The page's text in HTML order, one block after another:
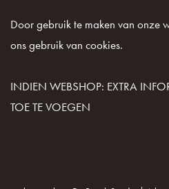
Door gebruik te maken van onze
ons gebruik van cookies.
INDIEN WEBSHOP: EXTRA
TOE TE VOEGEN